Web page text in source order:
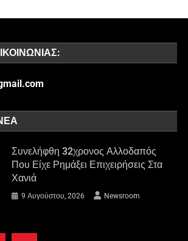
Συνελήφθη 32χρονος Αλλοδαπός
Που Είχε Ρημάξει Επιχειρήσεις Στα
Χανιά
9 Αυγούστου, 2026 Newsroom